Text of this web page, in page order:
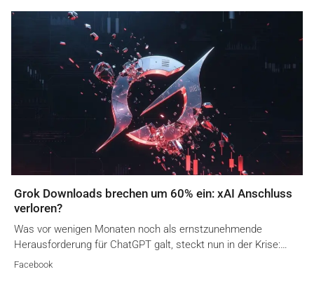
Grok Downloads brechen um 60% ein: xAI Anschluss
verloren?
Was vor wenigen Monaten noch als ernstzunehmende
Herausforderung für ChatGPT galt, steckt nun in der Krise:…
Facebook